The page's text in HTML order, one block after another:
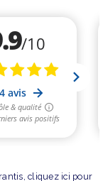
cliquez ici pour